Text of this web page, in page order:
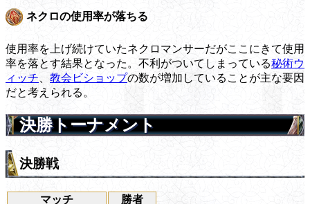
ネクロの使用率が落ちる
使用率を上げ続けていたネクロマンサーだがここにきて使用
率を落とす結果となった。不利がついてしまっている秘術ウ
ィッチ、 教会ビショップの数が増加していることが主な要因
だと考えられる。
決勝トーナメント
決勝戦
マッチ 勝者